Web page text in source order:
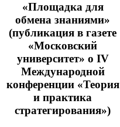
«Площадка для
обмена знаниями»
(публикация в газете
«Московский
университет» о IV
Международной
конференции «Теория
и практика
стратегирования»)